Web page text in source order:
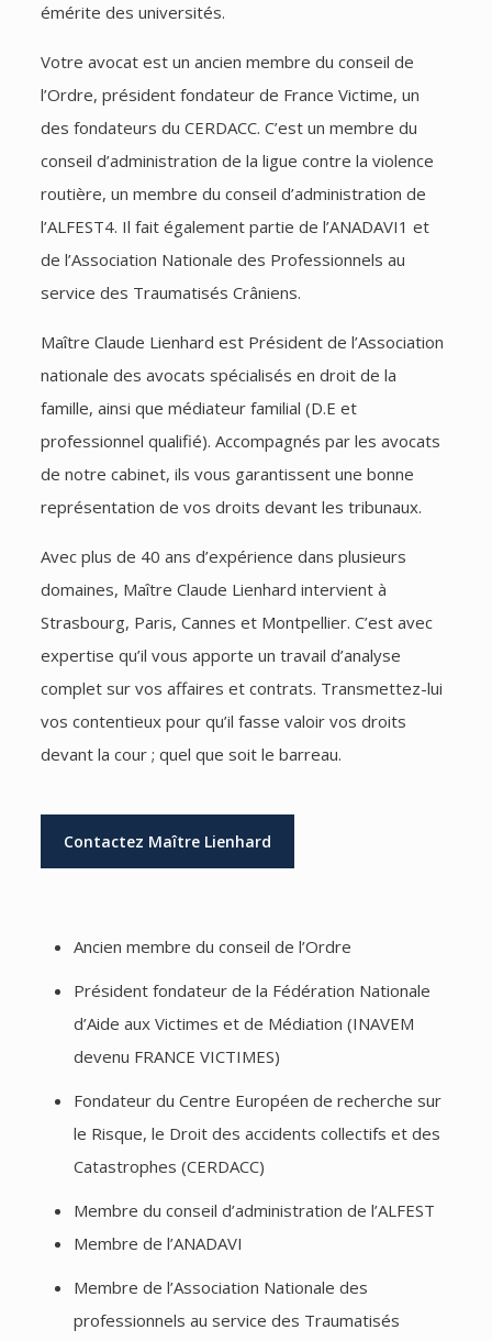
émérite des universités.
Votre avocat est un ancien membre du conseil de
l’Ordre, président fondateur de France Victime, un
des fondateurs du CERDACC. C’est un membre du
conseil d’administration de la ligue contre la violence
routière, un membre du conseil d’administration de
l’ALFEST4. Il fait également partie de l’ANADAVI1 et
de l’Association Nationale des Professionnels au
service des Traumatisés Crâniens.
Maître Claude Lienhard est Président de l’Association
nationale des avocats spécialisés en droit de la
famille, ainsi que médiateur familial (D.E et
professionnel qualifié). Accompagnés par les avocats
de notre cabinet, ils vous garantissent une bonne
représentation de vos droits devant les tribunaux.
Avec plus de 40 ans d’expérience dans plusieurs
domaines, Maître Claude Lienhard intervient à
Strasbourg, Paris, Cannes et Montpellier. C’est avec
expertise qu’il vous apporte un travail d’analyse
complet sur vos affaires et contrats. Transmettez-lui
vos contentieux pour qu’il fasse valoir vos droits
devant la cour ; quel que soit le barreau.
Contactez Maître Lienhard
Ancien membre du conseil de l’Ordre
Président fondateur de la Fédération Nationale
d’Aide aux Victimes et de Médiation (INAVEM
devenu FRANCE VICTIMES)
Fondateur du Centre Européen de recherche sur
le Risque, le Droit des accidents collectifs et des
Catastrophes (CERDACC)
Membre du conseil d’administration de l’ALFEST
Membre de l’ANADAVI
Membre de l’Association Nationale des
professionnels au service des Traumatisés